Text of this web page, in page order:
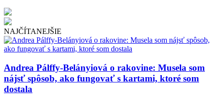
NAJČÍTANEJŠIE
Andrea Pálffy-Belányiová o rakovine: Musela som
nájsť spôsob, ako fungovať s kartami, ktoré som
dostala